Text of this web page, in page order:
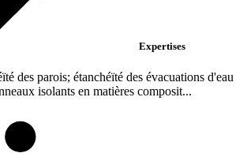
Expertises
des parois; étanchéïté des évacuations d'eau
isolants en matières composit...